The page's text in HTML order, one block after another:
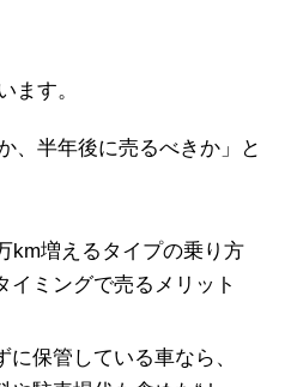
ます。
、半年後に売るべきか」と
km増えるタイプの乗り方
イミングで売るメリット
保管している車なら、